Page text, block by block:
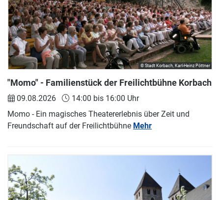
"Momo" - Familienstück der Freilichtbühne Korbach
09.08.2026
14:00 bis 16:00 Uhr
Momo - Ein magisches Theatererlebnis über Zeit und
Freundschaft auf der Freilichtbühne Mehr
© Stadt Korbach, Karl-Heinz Pöttner